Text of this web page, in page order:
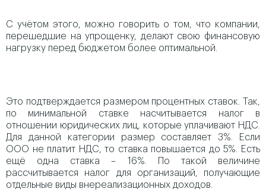
С учётом этого, можно говорить о том, что компании,
перешедшие на упрощенку, делают свою финансовую
нагрузку перед бюджетом более оптимальной.
Это подтверждается размером процентных ставок. Так,
по минимальной ставке насчитывается налог в
отношении юридических лиц, которые уплачивают НДС.
Для данной категории размер составляет 3%. Если
ООО не платит НДС, то ставка повышается до 5%. Есть
ещё одна ставка – 16%. По такой величине
рассчитывается налог для организаций, получающие
отдельные виды внереализационных доходов.